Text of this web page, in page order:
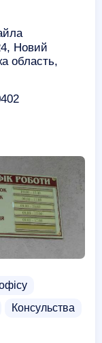
Новий
область,
Консульства